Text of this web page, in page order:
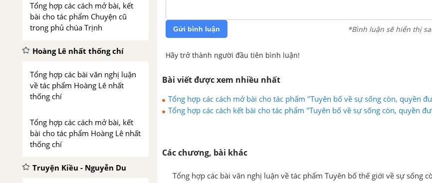
Tổng hợp các cách mở bài, kết
bài cho tác phẩm Chuyện cũ
trong phủ chúa Trịnh
Hoàng Lê nhất thống chí
Tổng hợp các bài văn nghị luận
về tác phẩm Hoàng Lê nhất
thống chí
Tổng hợp các cách mở bài, kết
bài cho tác phẩm Hoàng Lê nhất
thống chí
Truyện Kiều - Nguyễn Du
Gửi bình luận *Bình luận sẽ hiển thị
Hãy trở thành người đầu tiên bình luận!
Bài viết được xem nhiều nhất
Tổng hợp các cách mở bài cho tác phẩm "Tuyên bố về sự sống còn, quyền
phát triển của trẻ em"
Tổng hợp các cách kết bài cho tác phẩm "Tuyên bố về sự sống còn, quyền
Các chương, bài khác
Tổng hợp các bài văn nghị luận về tác phẩm Tuyên bố thế giới về sự sống